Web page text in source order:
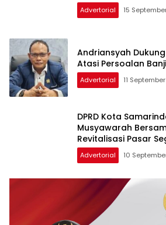
Advertorial 15
Andriansyah
Atasi Persoalan
Advertorial 11
DPRD Kota
Musyawarah
Revitalisasi Pasar
Advertorial 10